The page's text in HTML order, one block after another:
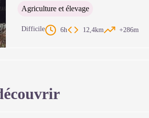
Agriculture et élevage
Difficile 6h 12,4km +286m